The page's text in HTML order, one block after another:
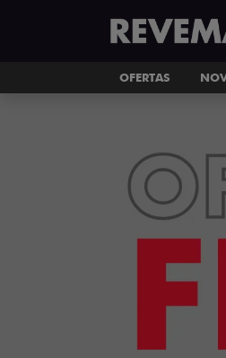
OFERTAS